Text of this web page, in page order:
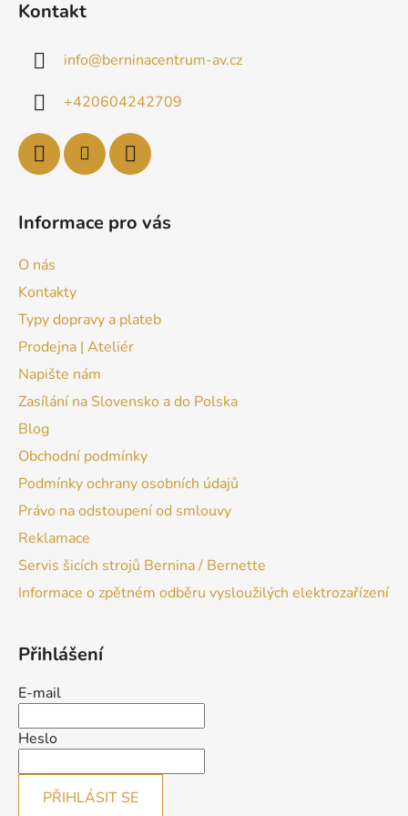
Kontakt
info@berninacentrum-av.cz
+420604242709
Informace pro vás
O nás
Kontakty
Typy dopravy a plateb
Prodejna | Ateliér
Napište nám
Zasílání na Slovensko a do Polska
Blog
Obchodní podmínky
Podmínky ochrany osobních údajů
Právo na odstoupení od smlouvy
Reklamace
Servis šicích strojů Bernina / Bernette
Informace o zpětném odběru vysloužilých elektrozařízení
Přihlášení
E-mail
Heslo
PŘIHLÁSIT SE